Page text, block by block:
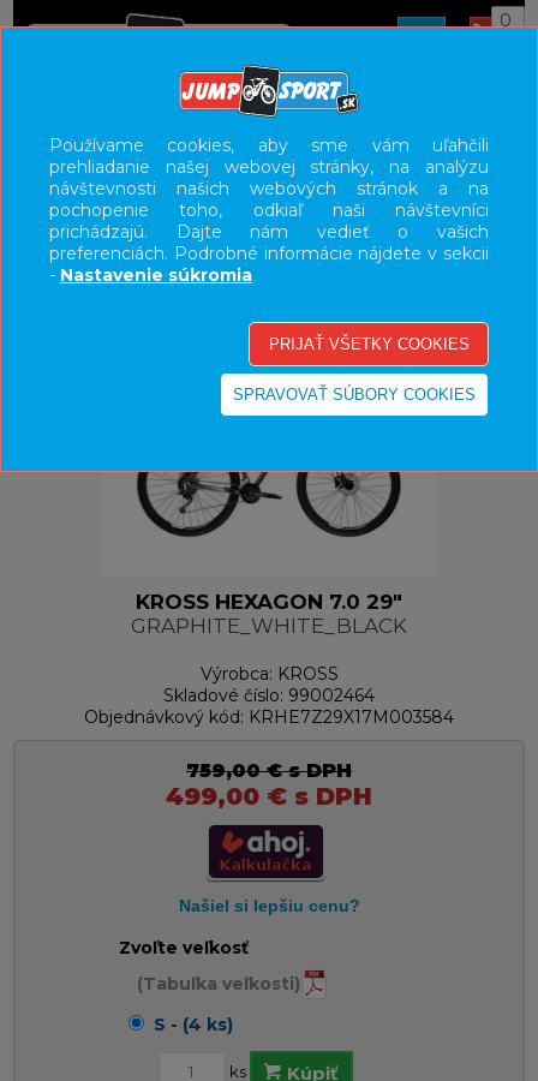
0
UŽÍVATEĽSKÝ PANEL
KATEGÓRIE
HLAVNÉ MENU
-34%
KROSS HEXAGON 7.0 29"
GRAPHITE_WHITE_BLACK
Výrobca: KROSS
Skladové číslo: 99002464
Objednávkový kód: KRHE7Z29X17M003584
759,00 €s DPH
499,00 € s DPH
Zvoľte veľkosť
(Tabuľka veľkosti)
S - (4 ks)
ks Kúpiť
Používame cookies, aby sme vám uľahčili
prehliadanie našej webovej stránky, na analýzu
návštevnosti našich webových stránok a na
pochopenie toho, odkiaľ naši návštevníci
prichádzajú. Dajte nám vedieť o vašich
preferenciách. Podrobné informácie nájdete v sekcii
- Nastavenie súkromia